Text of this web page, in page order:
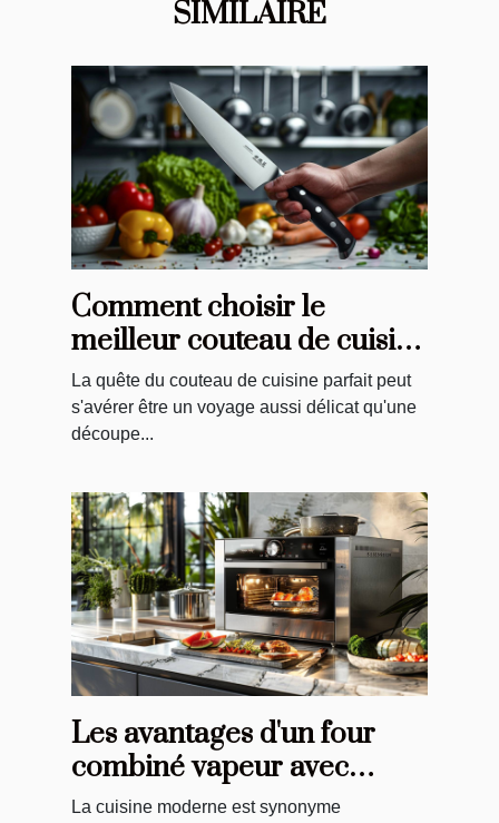
SIMILAIRE
Comment choisir le
meilleur couteau de cuisine
pour vos besoins
La quête du couteau de cuisine parfait peut
s'avérer être un voyage aussi délicat qu'une
découpe...
Les avantages d'un four
combiné vapeur avec
sonde et caméra intégrée
La cuisine moderne est synonyme